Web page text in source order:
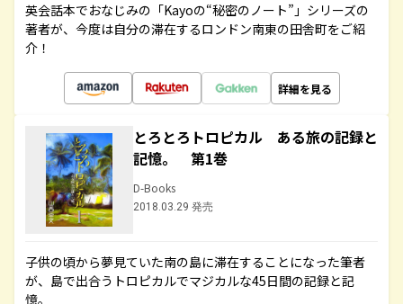
英会話本でおなじみの「Kayoの“秘密のノート”」シリーズの
著者が、今度は自分の滞在するロンドン南東の田舎町をご紹
介！
詳細を見る
とろとろトロピカル ある旅の記録と
記憶。 第1巻
D-Books
2018.03.29 発売
子供の頃から夢見ていた南の島に滞在することになった筆者
が、島で出合うトロピカルでマジカルな45日間の記録と記
憶。